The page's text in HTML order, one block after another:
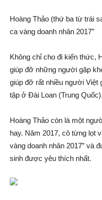
Hoàng Thảo (thứ ba từ trái
ca vàng doanh nhân 2017”
Không chỉ cho đi kiến thức,
giúp đỡ những người gặp
giúp đỡ rất nhiều người Việt
tập ở Đài Loan (Trung Quốc).
Hoàng Thảo còn là một
hay. Năm 2017, cô từng lọt
vàng doanh nhân 2017” và
sinh được yêu thích nhất.